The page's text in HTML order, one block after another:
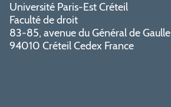
Université Paris-Est Créteil
Faculté de droit
83-85, avenue du Général de Gaulle
94010 Créteil Cedex France